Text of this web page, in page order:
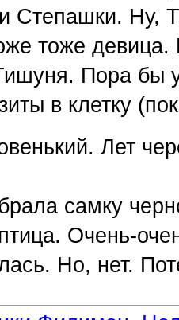
Степашки. Ну,
тоже девица.
Пора бы
в клетку
Лет
самку
Очень-
Но, нет.